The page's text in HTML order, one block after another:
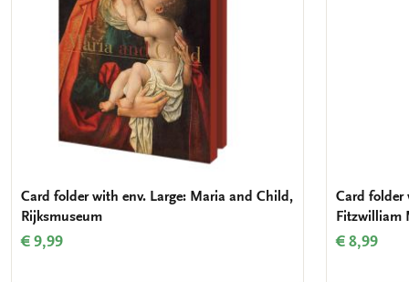
Card folder with env. Large: Maria and Child,
Rijksmuseum
€ 9,99
Card folder
Fitzwilliam
€ 8,99